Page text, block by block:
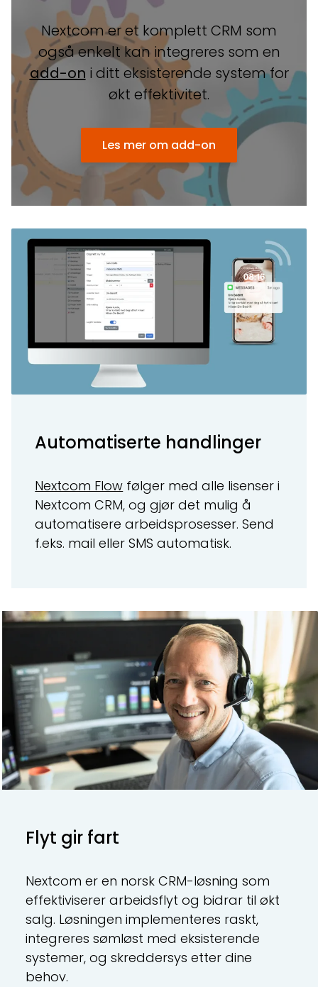
Nextcom er et komplett CRM som
også enkelt kan integreres som en
add-on i ditt eksisterende system for
økt effektivitet.
Les mer om add-on
Automatiserte handlinger
Nextcom Flow følger med alle lisenser i
Nextcom CRM, og gjør det mulig å
automatisere arbeidsprosesser. Send
f.eks. mail eller SMS automatisk.
Flyt gir fart
Nextcom er en norsk CRM-løsning som
effektiviserer arbeidsflyt og bidrar til økt
salg. Løsningen implementeres raskt,
integreres sømløst med eksisterende
systemer, og skreddersys etter dine
behov.